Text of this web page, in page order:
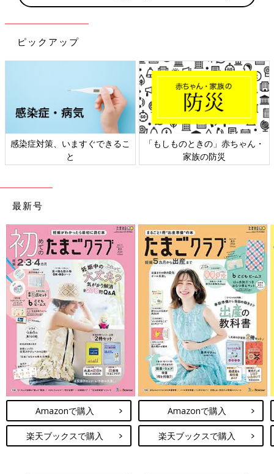
ピックアップ
ますぐできるこ
「もしものときの」赤ちゃん・
日本外来小
最新号
Amazonで購入
楽天ブックスで購入
Amazonで購入
楽天ブックスで購入